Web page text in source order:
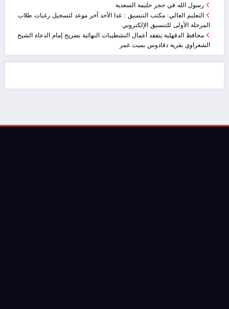
رسول الله في حجر حليمة السعدية
التعليم العالي: مكتب التنسيق : غدا الأحد آخر موعد لتسجيل رغبات طلاب
المرحلة الأولى للتنسيق الإلكتروني
محافظ الدقهلية يتفقد أعمال التشطيبات النهائية بضريح إمام الدعاة الشيخ
الشعراوي بقرية دقادوس بميت غمر